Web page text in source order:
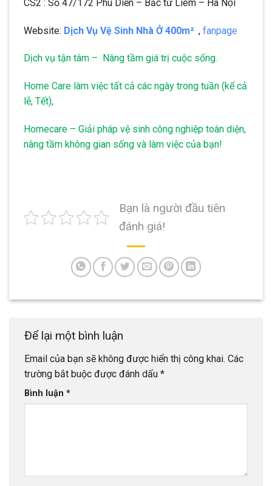
CS2 : Số 47/172 Phú Diễn – Bắc từ Liêm – Hà Nội
Website: Dịch Vụ Vệ Sinh Nhà Ở 400m² , fanpage
Dịch vụ tận tâm – Nâng tầm giá trị cuộc sống.
Home Care làm việc tất cả các ngày trong tuần (kể cả
lễ, Tết),
Homecare – Giải pháp vệ sinh công nghiệp toàn diện,
nâng tầm không gian sống và làm việc của bạn!
Bạn là người đầu tiên
đánh giá!
Để lại một bình luận
Email của bạn sẽ không được hiển thị công khai. Các
trường bắt buộc được đánh dấu *
Bình luận *